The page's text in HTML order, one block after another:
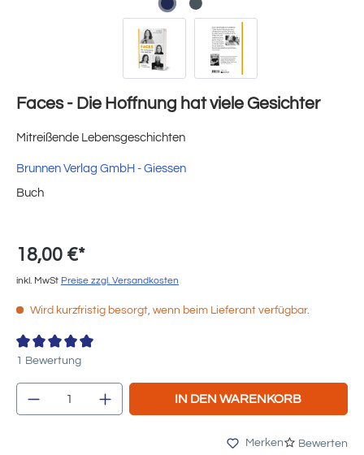
Faces - Die Hoffnung hat viele Gesichter
Mitreißende Lebensgeschichten
Brunnen Verlag GmbH - Giessen
Buch
18,00 €*
inkl. MwSt Preise zzgl. Versandkosten
Wird kurzfristig besorgt, wenn beim Lieferant verfügbar.
Durchschnittliche Bewertung von 5 von 5 Sternen
1 Bewertung
Produkt Anzahl: Gib den gewünschten
IN DEN WARENKORB
Merken Bewerten